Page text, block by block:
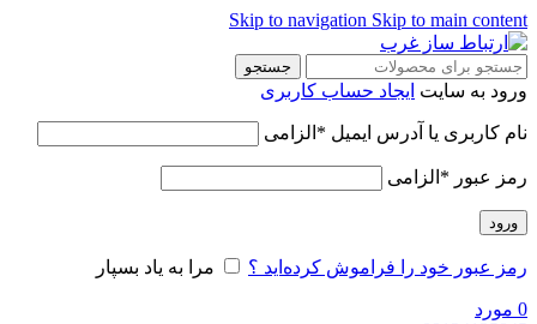
Skip to navigation Skip to main content
جستجو
ورود به سایت ایجاد حساب کاربری
نام کاربری یا آدرس ایمیل * الزامی
رمز عبور * الزامی
ورود
رمز عبور خود را فراموش کرده‌اید ؟ مرا به یاد بسپار
0 مورد